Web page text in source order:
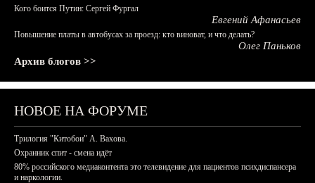
Кого боится Путин: Сергей Фургал
Евгений Афанасьев
Повышение платы в автобусах за проезд: кто виноват, и что делать?
Олег Паньков
Архив блогов >>
НОВОЕ НА ФОРУМЕ
Трилогия "Китобои" А. Вахова.
Охранник спит - смена идёт
80% российского медиаконтента это телевидение для пациентов психдиспансера
и наркологии.